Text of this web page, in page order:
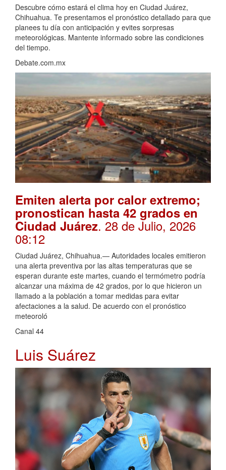
Descubre cómo estará el clima hoy en Ciudad Juárez,
Chihuahua. Te presentamos el pronóstico detallado para que
planees tu día con anticipación y evites sorpresas
meteorológicas. Mantente informado sobre las condiciones
del tiempo.
Debate.com.mx
Emiten alerta por calor extremo;
pronostican hasta 42 grados en
Ciudad Juárez. 28 de Julio, 2026
08:12
Ciudad Juárez, Chihuahua.— Autoridades locales emitieron
una alerta preventiva por las altas temperaturas que se
esperan durante este martes, cuando el termómetro podría
alcanzar una máxima de 42 grados, por lo que hicieron un
llamado a la población a tomar medidas para evitar
afectaciones a la salud. De acuerdo con el pronóstico
meteoroló
Canal 44
Luis Suárez